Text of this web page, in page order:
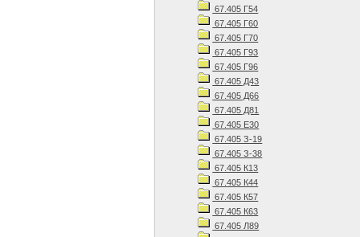
67.405 Г54
67.405 Г60
67.405 Г70
67.405 Г93
67.405 Г96
67.405 Д43
67.405 Д66
67.405 Д81
67.405 Е30
67.405 З-19
67.405 З-38
67.405 К13
67.405 К44
67.405 К57
67.405 К63
67.405 Л89